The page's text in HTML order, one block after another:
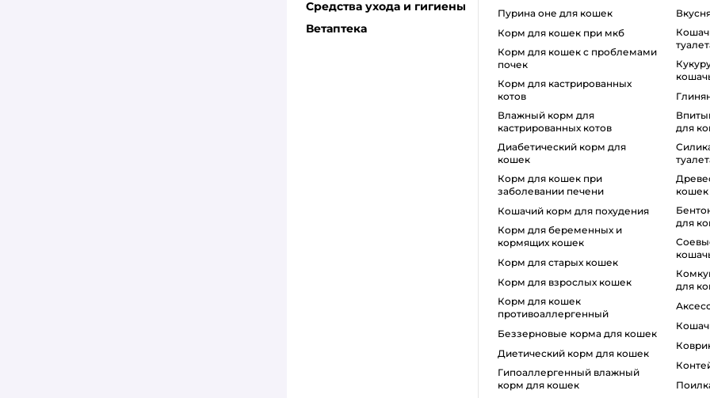
Средства ухода и гигиены
Ветаптека
пурина оне для кошек
корм для кошек при мкб
корм для кошек с проблемами
почек
Корм для кастрированных
котов
влажный корм для
кастрированных котов
диабетический корм для
кошек
корм для кошек при
заболевании печени
кошачий корм для похудения
корм для беременных и
кормящих кошек
корм для старых кошек
корм для взрослых кошек
корм для кошек
противоаллергенный
беззерновые корма для кошек
диетический корм для кошек
гипоаллергенный влажный
корм для кошек
кошачий наполнитель для
кукурузный наполнитель для
впитывающий наполнитель
для
силикагель для кошачьего
древесный наполнитель для
кошек
бентонитовый наполнитель
для
соевые наполнители для
комкующийся наполнитель
для